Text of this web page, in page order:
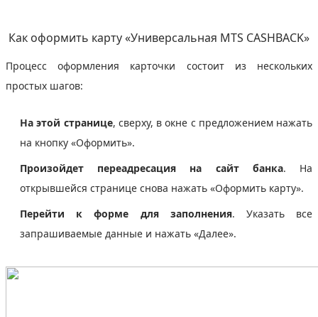
Как оформить карту «Универсальная MTS CASHBACK»
Процесс оформления карточки состоит из нескольких
простых шагов:
На этой странице, сверху, в окне с предложением нажать
на кнопку «Оформить».
Произойдет переадресация на сайт банка. На
открывшейся странице снова нажать «Оформить карту».
Перейти к форме для заполнения. Указать все
запрашиваемые данные и нажать «Далее».